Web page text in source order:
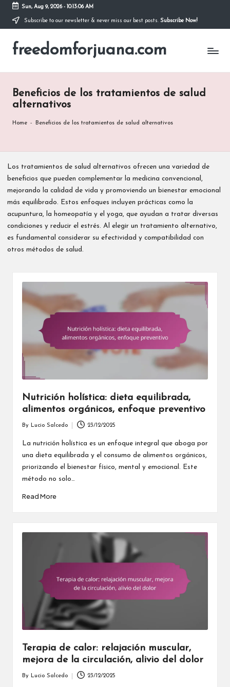
Skip
content
Sun, Aug 9, 2026- 10:13:07 AM
Subscribe to our newsletter & never miss our best posts. Subscribe Now!
freedomforjuana.com
Beneficios de los tratamientos de salud
alternativos
Home - Beneficios de los tratamientos de salud alternativos
Los tratamientos de salud alternativos ofrecen una variedad de
beneficios que pueden complementar la medicina convencional,
mejorando la calidad de vida y promoviendo un bienestar emocional
más equilibrado. Estos enfoques incluyen prácticas como la
acupuntura, la homeopatía y el yoga, que ayudan a tratar diversas
condiciones y reducir el estrés. Al elegir un tratamiento alternativo,
es fundamental considerar su efectividad y compatibilidad con
otros métodos de salud.
Nutrición holística: dieta equilibrada,
alimentos orgánicos, enfoque preventivo
by
By Lucio Salcedo 23/12/2025
La nutrición holística es un enfoque integral que aboga por
una dieta equilibrada y el consumo de alimentos orgánicos,
priorizando el bienestar físico, mental y emocional. Este
método no solo…
Read More
Terapia de calor: relajación muscular,
mejora de la circulación, alivio del dolor
By Lucio Salcedo 23/12/2025